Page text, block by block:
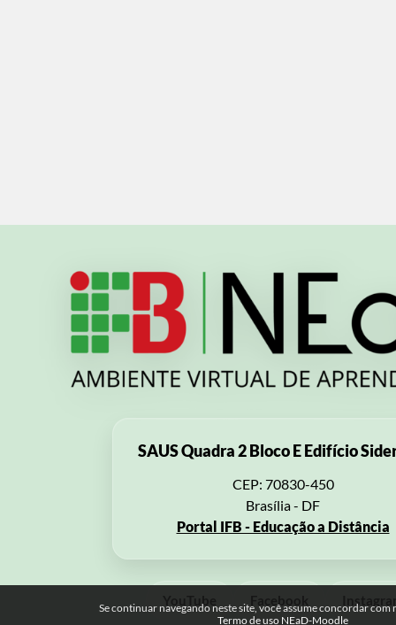
Se continuar navegando neste site, você assume concordar com
Termo de uso NEaD-Moodle
SAUS Quadra 2 Bloco E Edifício
CEP: 70830-450
Brasília - DF
Portal IFB - Educação a Distância
YouTube